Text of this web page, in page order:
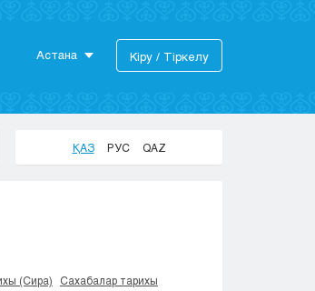
Астана
Актобе
Костанай
Кіру / Тіркелу
ҚАЗ РУС QAZ
(Сира)
Сахабалар тарихы